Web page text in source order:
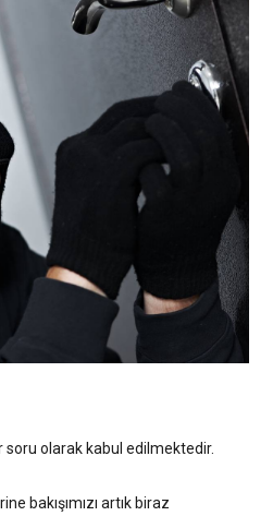
soru olarak kabul edilmektedir.
bakışımızı artık biraz